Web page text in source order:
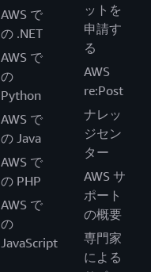
AWS で
の .NET
AWS で
の
Python
AWS で
の Java
AWS で
の PHP
AWS で
の
JavaScript
ットを
申請す
る
AWS
re:Post
ナレッ
ジセン
ター
AWS サ
ポート
の概要
専門家
による